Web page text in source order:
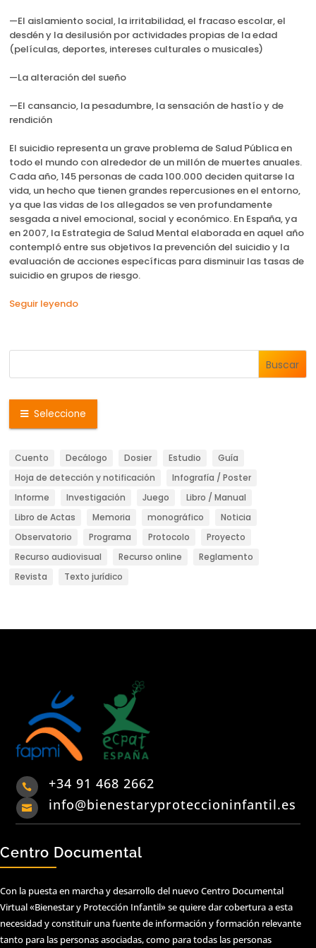
—El aislamiento social, la irritabilidad, el fracaso escolar, el
desdén y la desilusión por actividades propias de la edad
(películas, deportes, intereses culturales o musicales)
—La alteración del sueño
—El cansancio, la pesadumbre, la sensación de hastío y de
rendición
El suicidio representa un grave problema de Salud Pública en
todo el mundo con alrededor de un millón de muertes anuales.
Cada año, 145 personas de cada 100.000 deciden quitarse la
vida, un hecho que tienen grandes repercusiones en el entorno,
ya que las vidas de los allegados se ven profundamente
sesgada a nivel emocional, social y económico. En España, ya
en 2007, la Estrategia de Salud Mental elaborada en aquel año
contempló entre sus objetivos la prevención del suicidio y la
evaluación de acciones específicas para disminuir las tasas de
suicidio en grupos de riesgo.
Seguir leyendo
Buscar
Seleccione
Cuento Decálogo Dosier Estudio
Guía
Hoja de detección y notificación
Infografía / Poster
Informe
Investigación Juego
Libro / Manual
Libro de Actas
Memoria monográfico
Noticia
Observatorio
Programa Protocolo
Proyecto
Recurso audiovisual
Recurso online
Reglamento
Revista
Texto jurídico
 +34 91 468 2662
 info@bienestaryproteccioninfantil.es
Centro Documental
Con la puesta en marcha y desarrollo del nuevo Centro Documental
Virtual «Bienestar y Protección Infantil» se quiere dar cobertura a esta
necesidad y constituir una fuente de información y formación relevante
tanto para las personas asociadas, como para todas las personas